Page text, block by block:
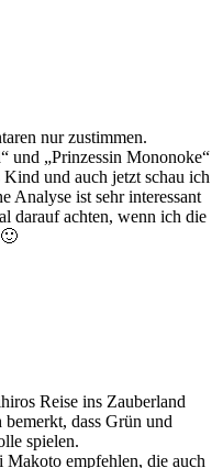
nur zustimmen.
und „Prinzessin Mononoke“
und auch jetzt schau ich
Analyse ist sehr interessant
darauf achten, wenn ich die
Reise ins Zauberland
bemerkt, dass Grün und
spielen.
empfehlen, die auch